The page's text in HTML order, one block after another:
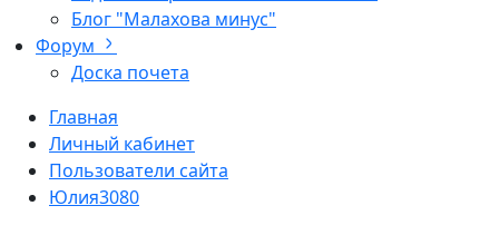
Блог "Малахова минус"
Форум
Доска почета
Главная
Личный кабинет
Пользователи сайта
Юлия3080